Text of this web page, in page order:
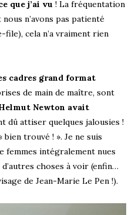
que j’ai vu ! La fréquentation
nous n’avons pas patienté
file), cela n’a vraiment rien
cadres grand format
de main de maître, sont
Newton avait
dû attiser quelques jalousies !
bien trouvé ! ». Je ne suis
femmes intégralement nues
choses à voir (enfin…
de Jean-Marie Le Pen !).